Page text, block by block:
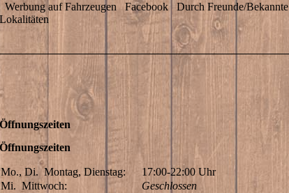
Werbung auf Fahrzeugen
Facebook Durch Freunde/Bekannte
Lokalitäten
Öffnungszeiten
Öffnungszeiten
Mo., Di.Montag, Dienstag: 17:00-22:00Uhr
Mi. Mittwoch:
Geschlossen